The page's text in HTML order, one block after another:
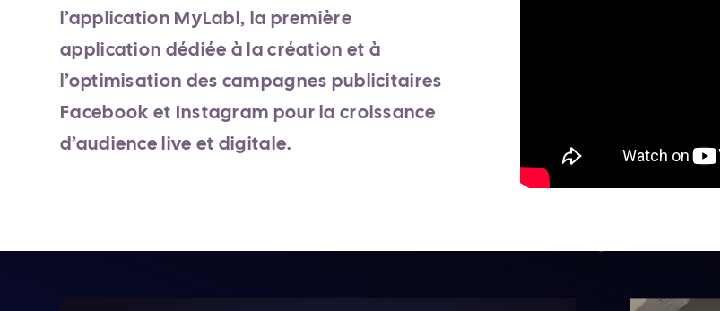
l’application MyLabl, la première
application dédiée à la création et à
l’optimisation des campagnes publicitaires
Facebook et Instagram pour la croissance
d’audience live et digitale.